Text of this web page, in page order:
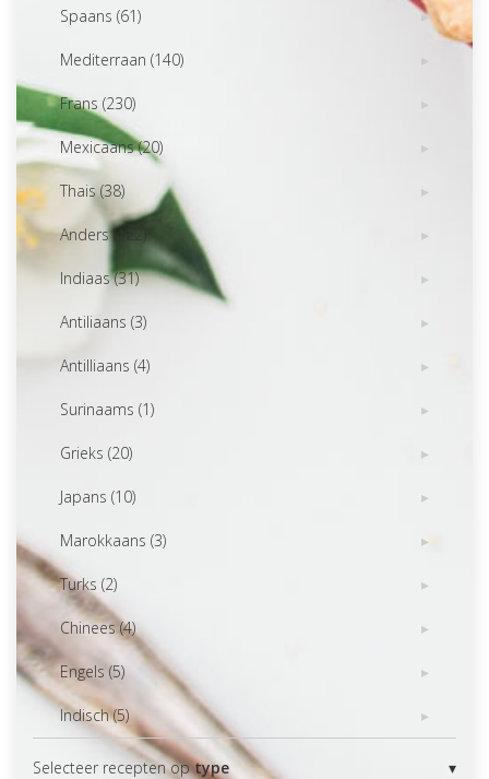
Spaans (61)
Mediterraan (140)
Frans (230)
Mexicaans (20)
Thais (38)
Anders (122)
Indiaas (31)
Antiliaans (3)
Antilliaans (4)
Surinaams (1)
Grieks (20)
Japans (10)
Marokkaans (3)
Turks (2)
Chinees (4)
Engels (5)
Indisch (5)
Selecteer recepten optype